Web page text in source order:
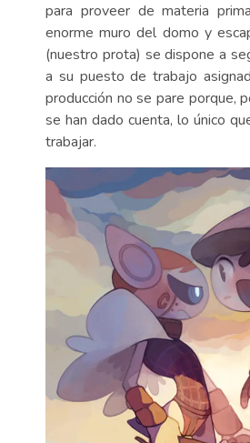
para proveer de materia
enorme muro del domo y
(nuestro prota) se dispone a
a su puesto de trabajo
producción no se pare porque,
se han dado cuenta, lo único
trabajar.